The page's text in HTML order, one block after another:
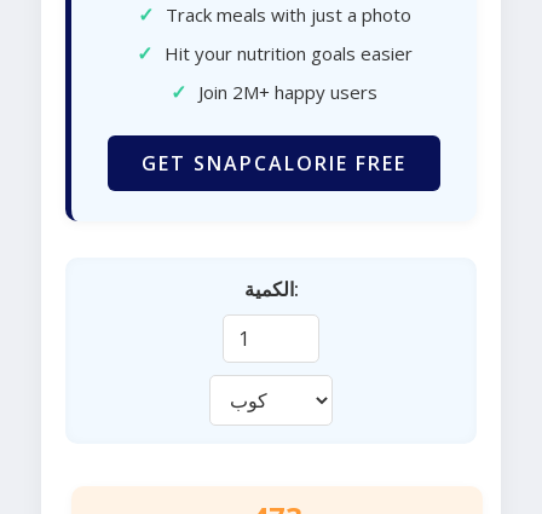
✓ Track meals with just a photo
✓ Hit your nutrition goals easier
✓ Join 2M+ happy users
GET SNAPCALORIE FREE
الكمية: